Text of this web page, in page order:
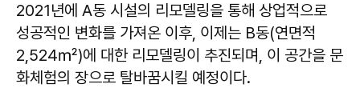
2021년에 A동 시설의 리모델링을 통해 상업적으로
성공적인 변화를 가져온 이후, 이제는 B동(연면적
2,524㎡)에 대한 리모델링이 추진되며, 이 공간을 문
화체험의 장으로 탈바꿈시킬 예정이다.